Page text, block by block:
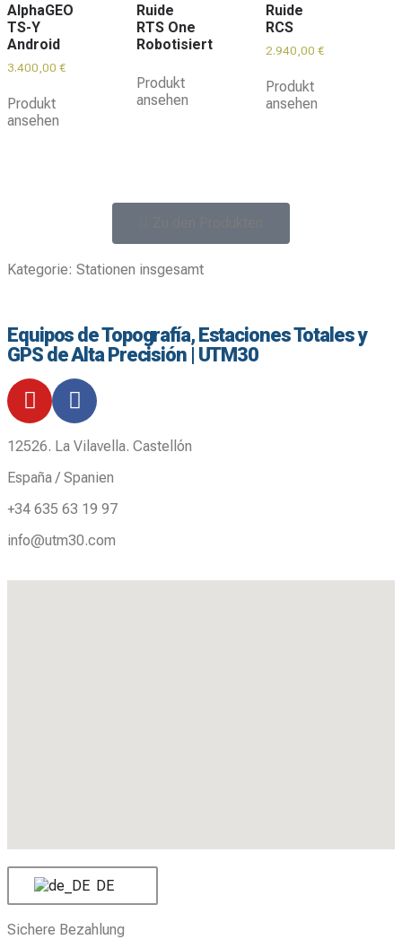
AlphaGEO
TS-Y
Android
3.400,00 €
Produkt
ansehen
Ruide
RTS One
Robotisiert
Produkt
ansehen
Ruide
RCS
2.940,00 €
Produkt
ansehen
Kategorie: Stationen insgesamt
Equipos de Topografía, Estaciones Totales y
GPS de Alta Precisión | UTM30
12526. La Vilavella. Castellón
España / Spanien
+34 635 63 19 97
info@utm30.com
DE
Sichere Bezahlung